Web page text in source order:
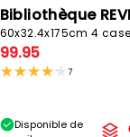
Bibliothèque
99.95
7
Disponible de